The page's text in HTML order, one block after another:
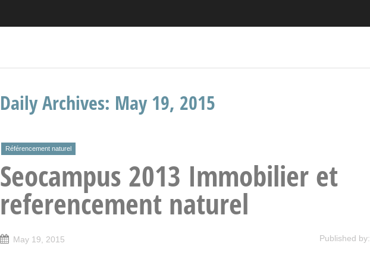
Daily Archives: May 19, 2015
Référencement naturel
Seocampus 2013 Immobilier et
referencement naturel
May 19, 2015 Published by: